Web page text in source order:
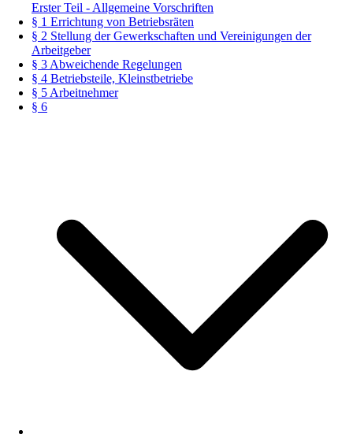
Erster Teil - Allgemeine Vorschriften
§ 1 Errichtung von Betriebsräten
§ 2 Stellung der Gewerkschaften und Vereinigungen der
Arbeitgeber
§ 3 Abweichende Regelungen
§ 4 Betriebsteile, Kleinstbetriebe
§ 5 Arbeitnehmer
§ 6